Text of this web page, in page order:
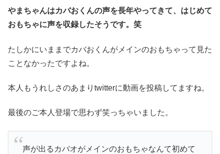
やまちゃんはカバおくんの声を長年やってきて、はじめて
おもちゃに声を収録したそうです。笑
たしかにいままでカバおくんがメインのおもちゃって見た
ことなかったですよね。
本人もうれしさのあまりtwitterに動画を投稿してますね。
最後のご本人登場で思わず笑っちゃいました。
声が出るカバオがメインのおもちゃなんて初めて